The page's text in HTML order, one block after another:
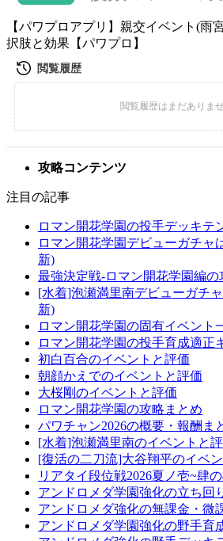
【パワプロアプリ】親交イベント(雨
択肢と効果【パワプロ】
攻略コンテンツ
注目の記事
ロマン開花学園の投手デッキテ
ロマン開花学園デビューガチャ
新)
最強決定戦-ロマン開花学園編
[水着]泡瀬満里南デビューガチ
新)
ロマン開花学園の固有イベント
ロマン開花学園の投手育成適正
初白百合のイベントと評価
朝顔かえでのイベントと評価
大桜剛のイベントと評価
ロマン開花学園の攻略まとめ
パワチャン2026の概要・報酬ま
[水着]泡瀬満里南のイベントと
[復活の二刀流]大谷翔平のイベ
リアタイ段位戦2026夏ノ壱~肆
アンドロメダ学園強化の立ち回
アンドロメダ強化の無課金・微
アンドロメダ学園強化の野手育